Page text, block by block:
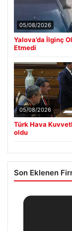
05/08/2026
Yalova’da İlginç
Etmedi
05/08/2026
Türk Hava
oldu
Son Eklenen